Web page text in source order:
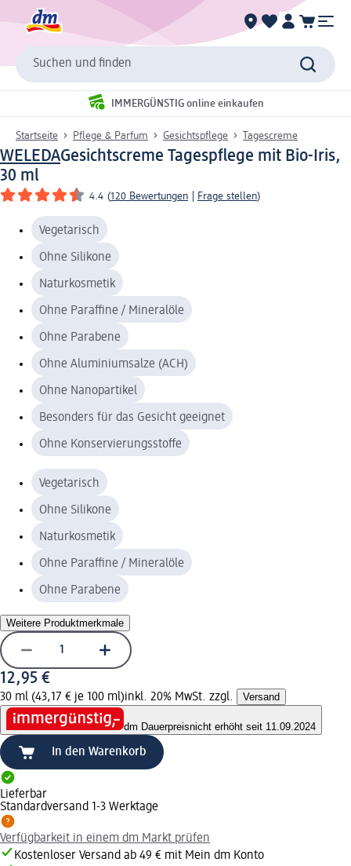
Suchen und finden
IMMERGÜNSTIG online einkaufen
Startseite Pflege & Parfum Gesichtspflege Tagescreme
WELEDAGesichtscreme Tagespflege mit Bio-Iris,
30 ml
4.4 (120 Bewertungen Frage stellen)
Vegetarisch
Ohne Silikone
Naturkosmetik
Ohne Paraffine / Mineralöle
Ohne Parabene
Ohne Aluminiumsalze (ACH)
Ohne Nanopartikel
Besonders für das Gesicht geeignet
Ohne Konservierungsstoffe
Vegetarisch
Ohne Silikone
Naturkosmetik
Ohne Paraffine / Mineralöle
Ohne Parabene
Weitere Produktmerkmale
12,95 €
30 ml (43,17 € je 100 ml)inkl. 20% MwSt. zzgl. Versand
dm Dauerpreisnicht erhöht seit 11.09.2024
In den Warenkorb
Lieferbar
Standardversand 1-3 Werktage
Verfügbarkeit in einem dm Markt prüfen
Kostenloser Versand ab 49 € mit Mein dm Konto